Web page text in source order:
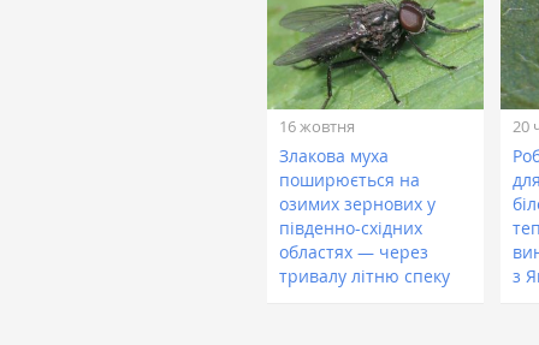
16 жовтня
Злакова муха
поширюється на
озимих зернових у
південно-східних
областях — через
тривалу літню спеку
20
з